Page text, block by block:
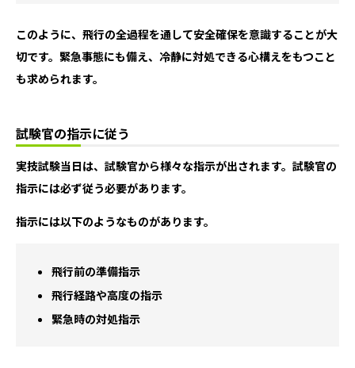
このように、飛行の全過程を通して安全確保を意識することが大
切です。緊急事態にも備え、冷静に対処できる心構えをもつこと
も求められます。
試験官の指示に従う
実技試験当日は、試験官から様々な指示が出されます。試験官の
指示には必ず従う必要があります。
指示には以下のようなものがあります。
飛行前の準備指示
飛行経路や高度の指示
緊急時の対処指示